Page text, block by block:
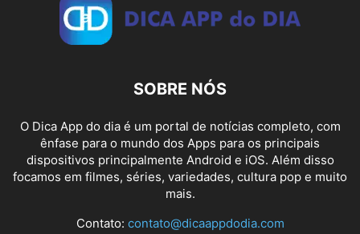
SOBRE NÓS
O Dica App do dia é um portal de notícias completo, com
ênfase para o mundo dos Apps para os principais
dispositivos principalmente Android e iOS. Além disso
focamos em filmes, séries, variedades, cultura pop e muito
mais.
Contato: contato@dicaappdodia.com